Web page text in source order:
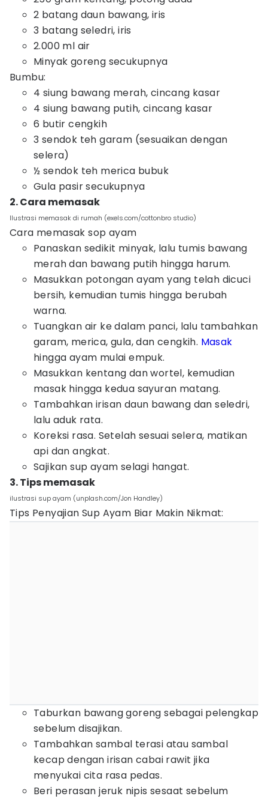
2 batang daun bawang, iris
3 batang seledri, iris
2.000 ml air
Minyak goreng secukupnya
Bumbu:
4 siung bawang merah, cincang kasar
4 siung bawang putih, cincang kasar
6 butir cengkih
3 sendok teh garam (sesuaikan dengan
selera)
½ sendok teh merica bubuk
Gula pasir secukupnya
2. Cara memasak
Ilustrasi memasak di rumah (exels.com/cottonbro studio)
Cara memasak sop ayam
Panaskan sedikit minyak, lalu tumis bawang
merah dan bawang putih hingga harum.
Masukkan potongan ayam yang telah dicuci
bersih, kemudian tumis hingga berubah
warna.
Tuangkan air ke dalam panci, lalu tambahkan
garam, merica, gula, dan cengkih. Masak
hingga ayam mulai empuk.
Masukkan kentang dan wortel, kemudian
masak hingga kedua sayuran matang.
Tambahkan irisan daun bawang dan seledri,
lalu aduk rata.
Koreksi rasa. Setelah sesuai selera, matikan
api dan angkat.
Sajikan sup ayam selagi hangat.
3. Tips memasak
ilustrasi sup ayam (unplash.com/Jon Handley)
Tips Penyajian Sup Ayam Biar Makin Nikmat:
Taburkan bawang goreng sebagai pelengkap
sebelum disajikan.
Tambahkan sambal terasi atau sambal
kecap dengan irisan cabai rawit jika
menyukai cita rasa pedas.
Beri perasan jeruk nipis sesaat sebelum